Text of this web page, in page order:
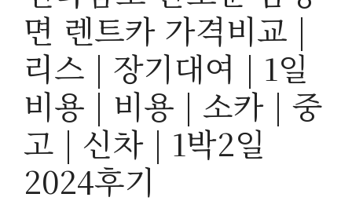
면 렌트카 가격비교 |
리스 | 장기대여 | 1일
비용 | 비용 | 소카 | 중
고 | 신차 | 1박2일
2024후기